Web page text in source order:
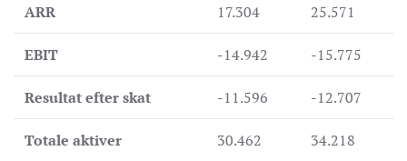
ARR 17.304 25.571
EBIT -14.942 -15.775
Resultat efter skat -11.596 -12.707
Totale aktiver 30.462 34.218